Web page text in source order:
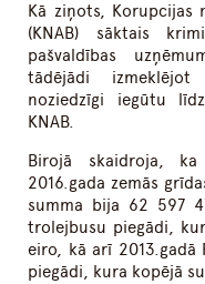
Kā ziņots, Korupcijas
(KNAB) sāktais
pašvaldības
tādējādi
noziedzīgi iegūtu
KNAB.
Birojā skaidroja,
2016.gada zemās
summa bija 62 597
trolejbusu piegādi,
eiro, kā arī
piegādi, kura kopējā